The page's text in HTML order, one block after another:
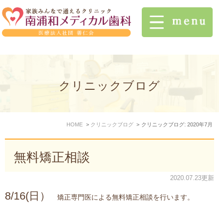
クリニックブログ
HOME クリニックブログ クリニックブログ: 2020年7月
無料矯正相談
2020.07.23更新
8/16(日） 矯正専門医による無料矯正相談を行います。